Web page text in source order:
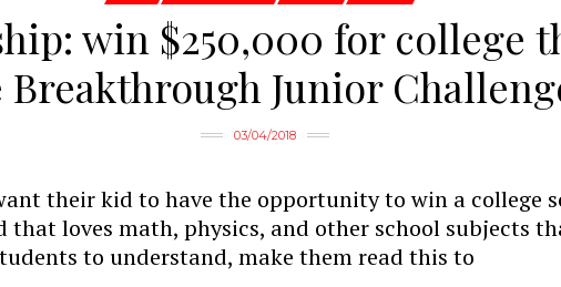
win $250,000 for college
Breakthrough Junior
03/04/2018
their kid to have the opportunity to win a college
that loves math, physics, and other school subjects
to understand, make them read this to